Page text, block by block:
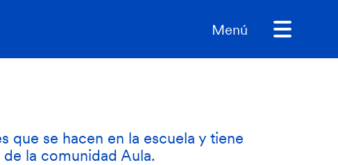
Menú
se hacen en la escuela y tiene
la comunidad Aula.